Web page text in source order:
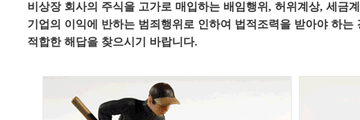
비상장 회사의 주식을 고가로 매입하는 배임행위, 허위계상, 세금
기업의 이익에 반하는 범죄행위로 인하여 법적조력을 받아야 하
적합한 해답을 찾으시기 바랍니다.